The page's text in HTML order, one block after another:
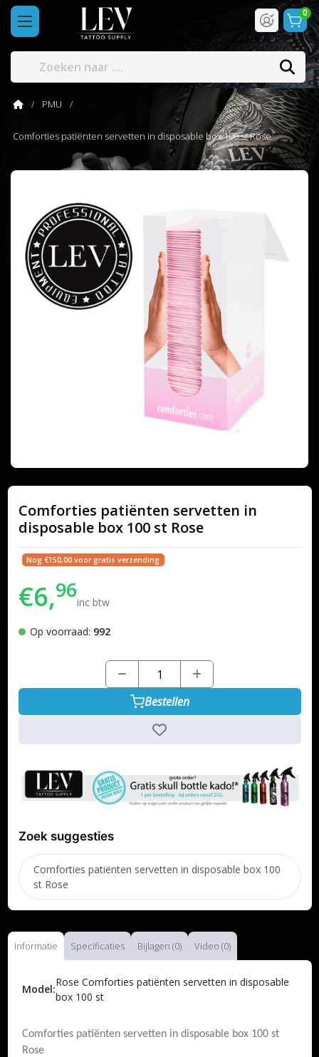
0
PMU
Comforties patiënten servetten in disposable box 100 st Rose
Comforties patiënten servetten in
disposable box 100 st Rose
Nog €150,00 voor gratis verzending
€6,96inc btw
Op voorraad: 992
Bestellen
Zoek suggesties
Comforties patiënten servetten in disposable box 100
st Rose
Informatie Specificaties Bijlagen (0) Video (0)
Model:
Rose Comforties patiënten servetten in disposable
box 100 st
Comforties patiënten servetten in disposable box 100 st
Rose